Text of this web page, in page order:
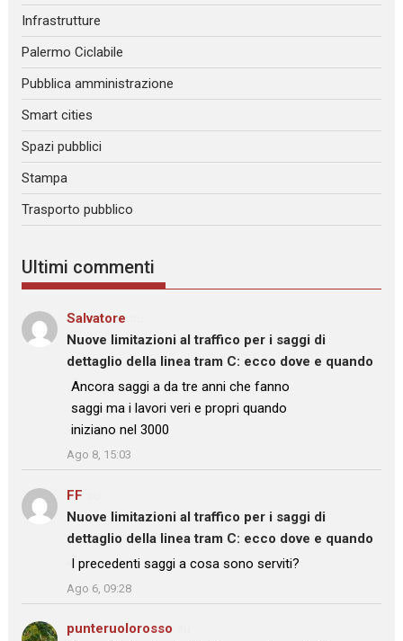
Infrastrutture
Palermo Ciclabile
Pubblica amministrazione
Smart cities
Spazi pubblici
Stampa
Trasporto pubblico
Ultimi commenti
Salvatore
Nuove limitazioni al traffico per i saggi di
dettaglio della linea tram C: ecco dove e quando
: “
Ancora saggi a da tre anni che fanno
saggi ma i lavori veri e propri quando
iniziano nel 3000
”
Ago 8, 15:03
FF
Nuove limitazioni al traffico per i saggi di
dettaglio della linea tram C: ecco dove e quando
: “I precedenti saggi a cosa sono serviti?
Ago 6, 09:28
punteruolorosso